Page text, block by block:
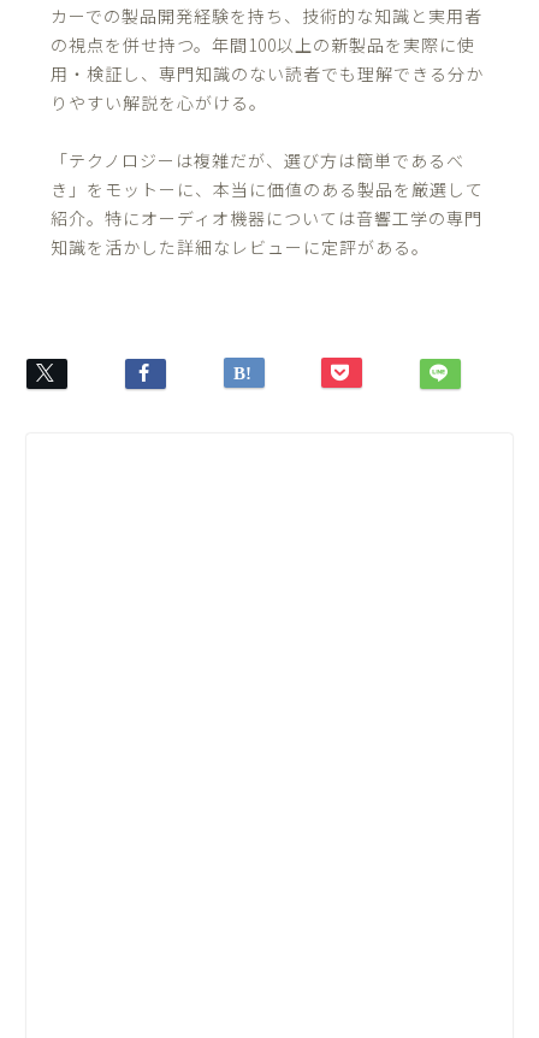
カーでの製品開発経験を持ち、技術的な知識と実用者
の視点を併せ持つ。年間100以上の新製品を実際に使
用・検証し、専門知識のない読者でも理解できる分か
りやすい解説を心がける。
「テクノロジーは複雑だが、選び方は簡単であるべ
き」をモットーに、本当に価値のある製品を厳選して
紹介。特にオーディオ機器については音響工学の専門
知識を活かした詳細なレビューに定評がある。